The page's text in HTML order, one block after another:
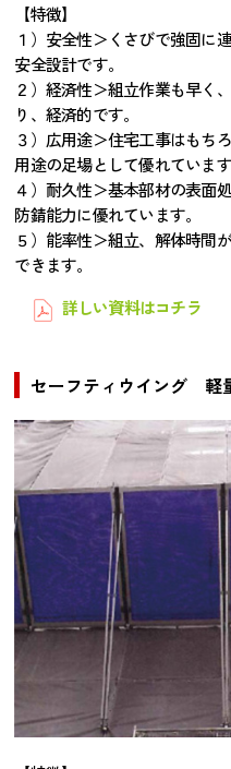
【特徴】
１）安全性＞くさびで強固に
安全設計です。
２）経済性＞組立作業も早く
り、経済的です。
３）広用途＞住宅工事はもち
用途の足場として優れています
４）耐久性＞基本部材の表面
防錆能力に優れています。
５）能率性＞組立、解体時間
できます。
詳しい資料はコチラ
セーフティウイング 軽